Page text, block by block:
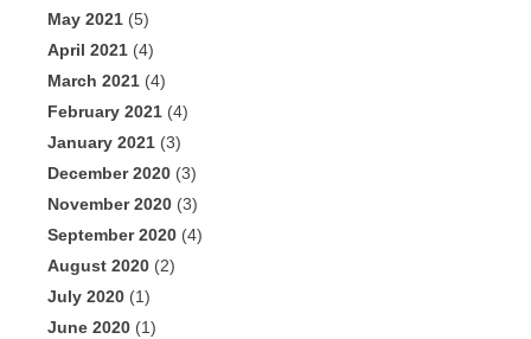
May 2021 (5)
April 2021 (4)
March 2021 (4)
February 2021 (4)
January 2021 (3)
December 2020 (3)
November 2020 (3)
September 2020 (4)
August 2020 (2)
July 2020 (1)
June 2020 (1)